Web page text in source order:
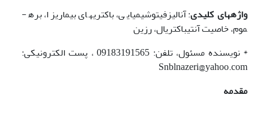
واژه­های کلیدی: آنالیزفیتوشیمیایی، باکتری­های بیماری­زا، بره­
موم، خاصیت آنتی­باکتریال، رزین
* نویسنده مسئول، تلفن: 09183191565 ، پست الکترونیکی:
Snblnazeri@yahoo.com
مقدمه